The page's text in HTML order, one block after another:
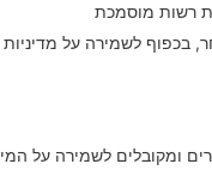
רשות מוסמכת
לשמירה על מדיניות
ומקובלים לשמירה על